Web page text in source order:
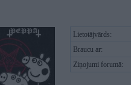
Lietotājvārds:
Braucu ar:
Ziņojumi forumā: